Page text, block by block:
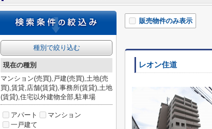
販売物件のみ表示
レオン住道
種別で絞り込む
現在の種別
マンション(売買),戸建(売買),土地(売
買),賃貸,店舗(賃貸),事務所(賃貸),土地
(賃貸),住宅以外建物全部,駐車場
アパート
マンション
一戸建て